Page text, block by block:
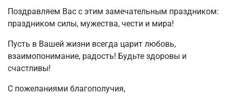
Поздравляем Вас с этим замечательным праздником:
праздником силы, мужества, чести и мира!
Пусть в Вашей жизни всегда царит любовь,
взаимопонимание, радость! Будьте здоровы и
счастливы!
С пожеланиями благополучия,